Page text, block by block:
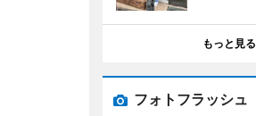
もっと見る
フォトフラッシュ